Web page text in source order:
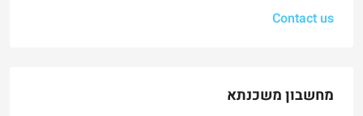
Contact us
מחשבון משכנתא